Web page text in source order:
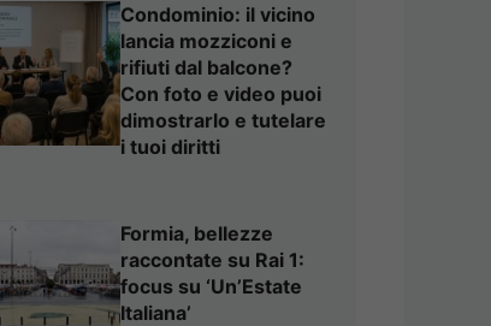
Condominio: il vicino
lancia mozziconi e
rifiuti dal balcone?
Con foto e video puoi
dimostrarlo e tutelare
i tuoi diritti
Formia, bellezze
raccontate su Rai 1:
focus su ‘Un’Estate
Italiana’